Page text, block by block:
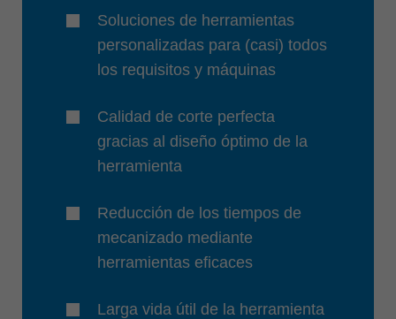
Soluciones de herramientas
personalizadas para (casi) todos
los requisitos y máquinas
Calidad de corte perfecta
gracias al diseño óptimo de la
herramienta
Reducción de los tiempos de
mecanizado mediante
herramientas eficaces
Larga vida útil de la herramienta